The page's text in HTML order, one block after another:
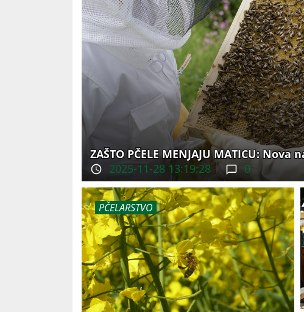
ZAŠTO PČELE MENJAJU MATICU:
2025-11-28 13:19:28
0
PČELARSTVO